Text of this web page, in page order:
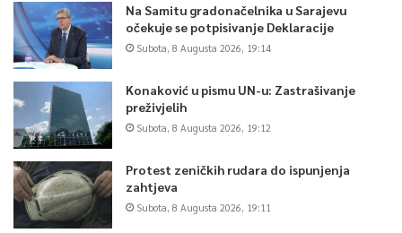
Na Samitu gradonačelnika u Sarajevu
očekuje se potpisivanje Deklaracije
Subota, 8 Augusta 2026, 19:14
Konaković u pismu UN-u: Zastrašivanje
preživjelih
Subota, 8 Augusta 2026, 19:12
Protest zeničkih rudara do ispunjenja
zahtjeva
Subota, 8 Augusta 2026, 19:11